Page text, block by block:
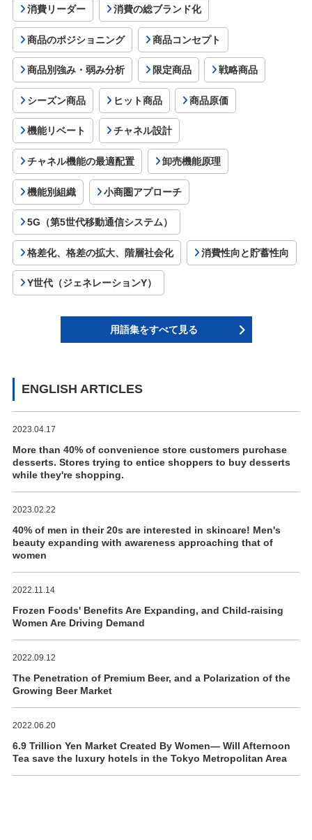
消費リーダー 消費の総ブランド化
商品のポジショニング 商品コンセプト
商品別強み・弱み分析 限定商品 戦略商品
シーズン商品 ヒット商品 商品原価
機能リベート チャネル設計
チャネル機能の最適配置 卸売機能原理
機能別組織 小商圏アプローチ
5G（第5世代移動通信システム）
格差化、格差の拡大、階層社会化 消費性向と貯蓄性向
Y世代（ジェネレーションY）
用語集をすべて見る
ENGLISH ARTICLES
2023.04.17
More than 40% of convenience store customers purchase
desserts. Stores trying to entice shoppers to buy desserts
while they're shopping.
2023.02.22
40% of men in their 20s are interested in skincare! Men's
beauty expanding with awareness approaching that of
women
2022.11.14
Frozen Foods' Benefits Are Expanding, and Child-raising
Women Are Driving Demand
2022.09.12
The Penetration of Premium Beer, and a Polarization of the
Growing Beer Market
2022.06.20
6.9 Trillion Yen Market Created By Women― Will Afternoon
Tea save the luxury hotels in the Tokyo Metropolitan Area